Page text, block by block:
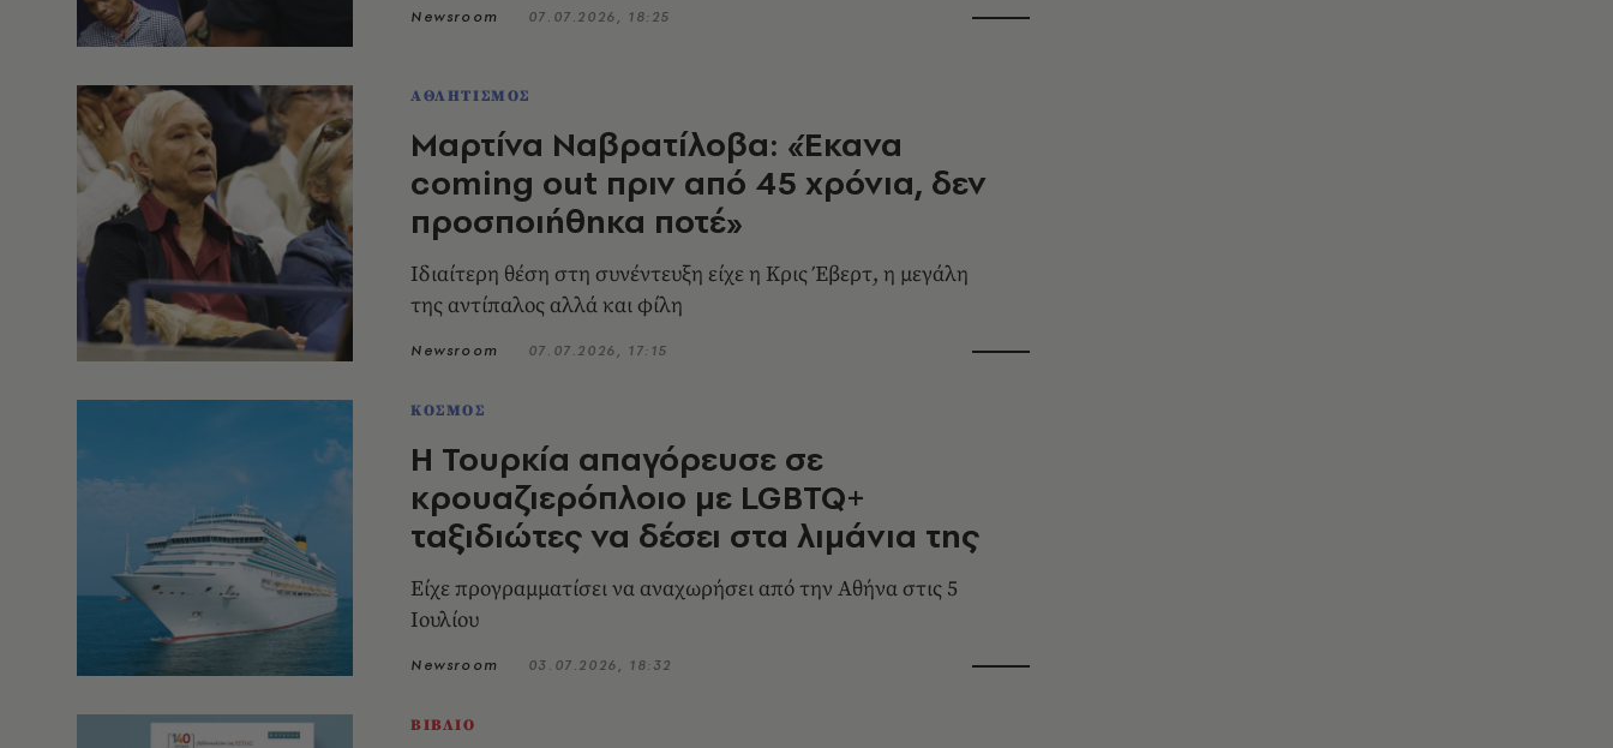
Newsroom 07.07.2026, 18:25
ΑΘΛΗΤΙΣΜΟΣ
Μαρτίνα Ναβρατίλοβα: «Έκανα
coming out πριν από 45 χρόνια, δεν
προσποιήθηκα ποτέ»
Ιδιαίτερη θέση στη συνέντευξη είχε η Κρις Έβερτ, η μεγάλη
της αντίπαλος αλλά και φίλη
Newsroom 07.07.2026, 17:15
ΚΟΣΜΟΣ
Η Τουρκία απαγόρευσε σε
κρουαζιερόπλοιο με LGBTQ+
ταξιδιώτες να δέσει στα λιμάνια της
Eίχε προγραμματίσει να αναχωρήσει από την Αθήνα στις 5
Ιουλίου
Newsroom 03.07.2026, 18:32
ΒΙΒΛΙΟ